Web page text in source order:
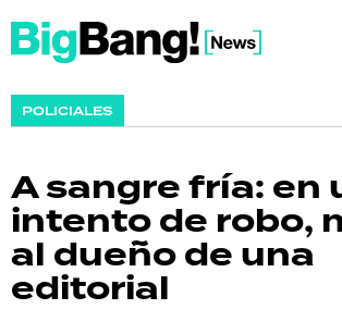
POLICIALES
A sangre fría: en
intento de robo,
al dueño de una
editorial
SHOW
ACTUALIDAD
POLICIALES
ECONOMÍA